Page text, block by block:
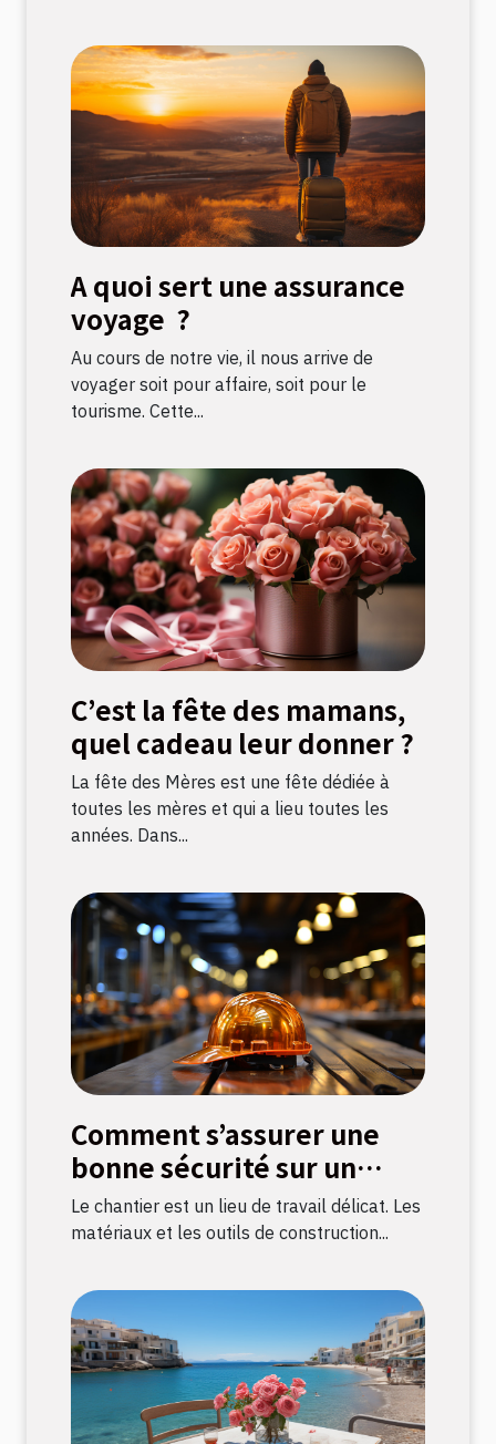
A quoi sert une assurance
voyage ?
Au cours de notre vie, il nous arrive de
voyager soit pour affaire, soit pour le
tourisme. Cette...
C’est la fête des mamans,
quel cadeau leur donner ?
La fête des Mères est une fête dédiée à
toutes les mères et qui a lieu toutes les
années. Dans...
Comment s’assurer une
bonne sécurité sur un
chantier ?
Le chantier est un lieu de travail délicat. Les
matériaux et les outils de construction...